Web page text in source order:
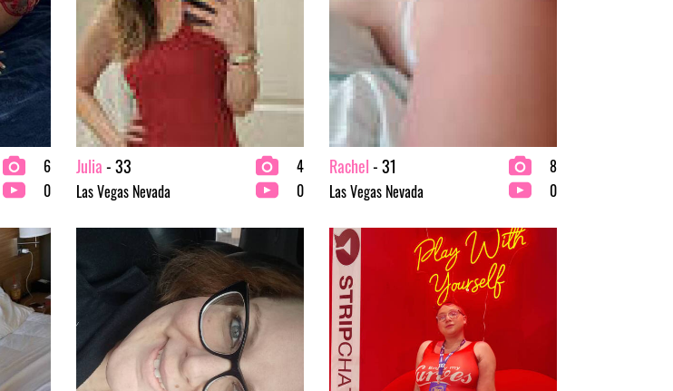
6
0
Julia- 33
Las Vegas Nevada
4
0
Rachel- 31
Las Vegas Nevada
8
0